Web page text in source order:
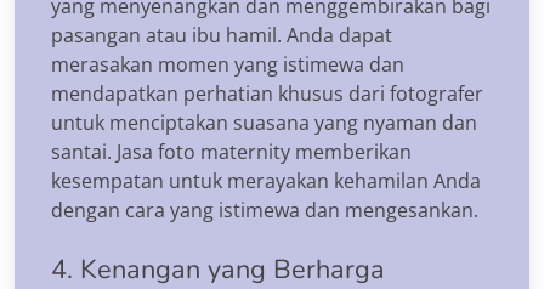
yang menyenangkan dan menggembirakan bagi
pasangan atau ibu hamil. Anda dapat
merasakan momen yang istimewa dan
mendapatkan perhatian khusus dari fotografer
untuk menciptakan suasana yang nyaman dan
santai. Jasa foto maternity memberikan
kesempatan untuk merayakan kehamilan Anda
dengan cara yang istimewa dan mengesankan.
4. Kenangan yang Berharga